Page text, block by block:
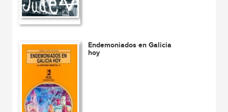
Endemoniados en Galicia
hoy